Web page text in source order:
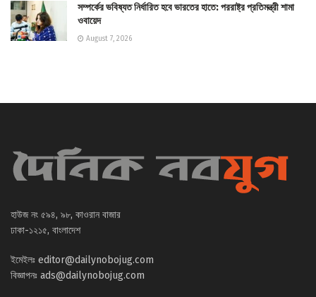
সম্পর্কের ভবিষ্যত নির্ধারিত হবে ভারতের হাতে: পররাষ্ট্র প্রতিমন্ত্রী শামা
ওবায়েদ
August 7, 2026
হাউজ নং ৫৯৪, ৯৮, কাওরান বাজার
ঢাকা-১২১৫, বাংলাদেশ
ইমেইলঃ editor@dailynobojug.com
বিজ্ঞাপনঃ ads@dailynobojug.com